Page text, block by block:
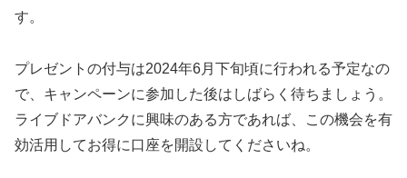
す。
プレゼントの付与は2024年6月下旬頃に行われる予定なの
で、キャンペーンに参加した後はしばらく待ちましょう。
ライブドアバンクに興味のある方であれば、この機会を有
効活用してお得に口座を開設してくださいね。